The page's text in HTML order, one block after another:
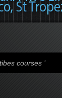
courses ’